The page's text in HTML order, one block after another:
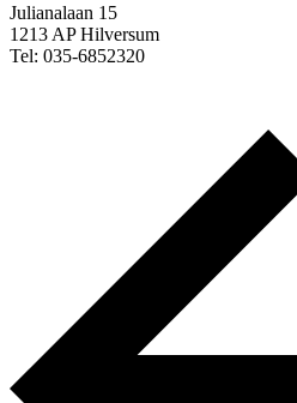
Julianalaan 15
1213 AP Hilversum
Tel: 035-6852320